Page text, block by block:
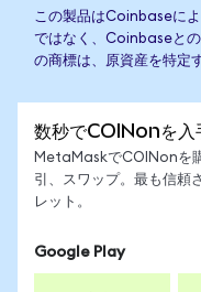
この製品はCoinbaseに
ではなく、Coinbaseと
の商標は、原資産を特定
数秒でCOINonを入
MetaMaskでCOINonを
引、スワップ。最も信頼
レット。
Google Play